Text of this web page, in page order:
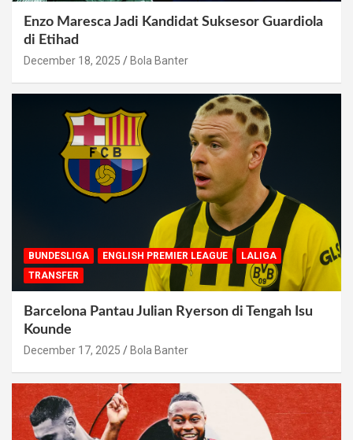
Enzo Maresca Jadi Kandidat Suksesor Guardiola
di Etihad
December 18, 2025 Bola Banter
BUNDESLIGA ENGLISH PREMIER LEAGUE
LALIGA
TRANSFER
Barcelona Pantau Julian Ryerson di Tengah Isu
Kounde
December 17, 2025 Bola Banter